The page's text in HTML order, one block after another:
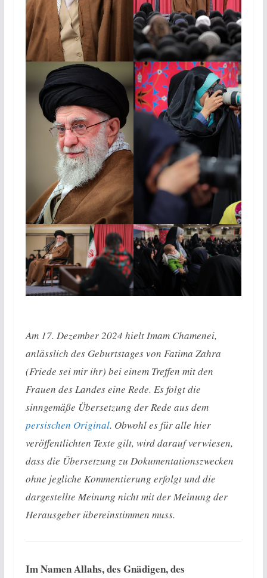
Am 17. Dezember 2024 hielt Imam Chamenei,
anlässlich des Geburtstages von Fatima Zahra
(Friede sei mir ihr) bei einem Treffen mit den
Frauen des Landes eine Rede. Es folgt die
sinngemäße Übersetzung der Rede aus dem
persischen Original. Obwohl es für alle hier
veröffentlichten Texte gilt, wird darauf verwiesen,
dass die Übersetzung zu Dokumentationszwecken
ohne jegliche Kommentierung erfolgt und die
dargestellte Meinung nicht mit der Meinung der
Herausgeber übereinstimmen muss.
Im Namen Allahs, des Gnädigen, des